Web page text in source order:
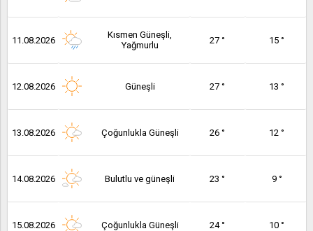
11.08.2026
Kısmen Güneşli,
Yağmurlu
27 ° 15 °
12.08.2026 Güneşli 27 ° 13 °
13.08.2026 Çoğunlukla Güneşli 26 ° 12 °
14.08.2026 Bulutlu ve güneşli 23 ° 9 °
15.08.2026 Çoğunlukla Güneşli 24 ° 10 °